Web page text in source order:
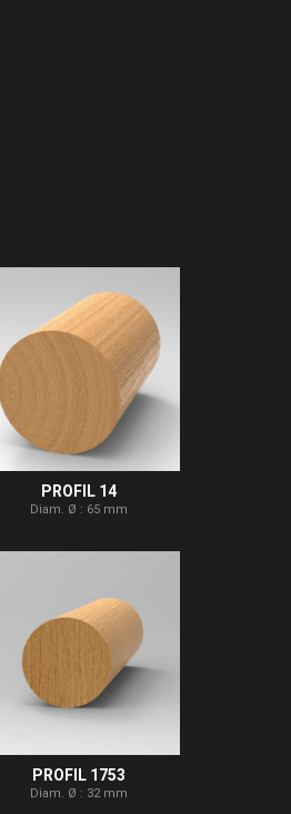
PROFIL 14
Diam. Ø : 65 mm
PROFIL 1753
Diam. Ø : 32 mm